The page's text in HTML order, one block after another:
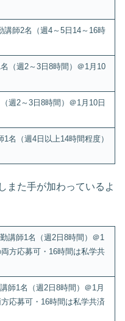
師2名（週4～5日14～16時
（週2～3日8時間）＠1月10
週2～3日8時間）＠1月10日
名（週4日以上14時間程度）
また手が加わっているよ
講師1名（週2日8時間）＠1
応募可・16時間は私学共
師1名（週2日8時間）＠1月
募可・16時間は私学共済